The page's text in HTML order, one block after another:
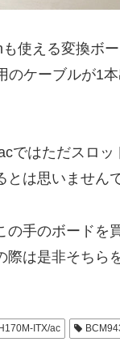
使える変換ボ
のケーブルが1
ではただスロ
は思いません
の手のボードを
際は是非そちら
ITX/ac